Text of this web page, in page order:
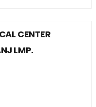
CENTER
LMP.